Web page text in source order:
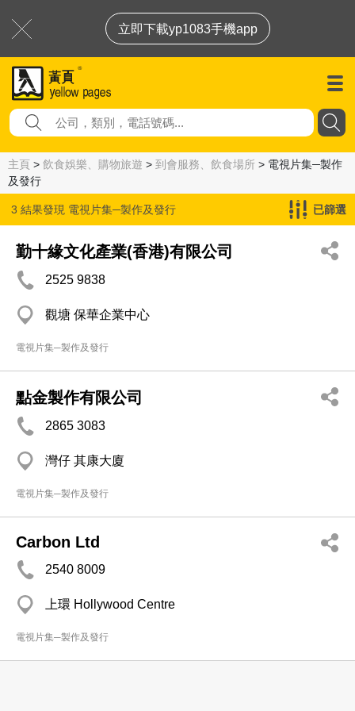
立即下載yp1083手機app
主頁 > 飲食娛樂、購物旅遊 > 到會服務、飲食場所 > 電視片集─製作
及發行
3 結果發現 電視片集─製作及發行 已篩選
勤十緣文化產業(香港)有限公司
2525 9838
觀塘 保華企業中心
電視片集─製作及發行
點金製作有限公司
2865 3083
灣仔 其康大廈
電視片集─製作及發行
Carbon Ltd
2540 8009
上環 Hollywood Centre
電視片集─製作及發行